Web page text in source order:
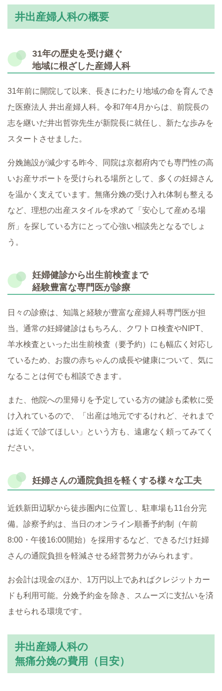
井出産婦人科の概要
31年の歴史を受け継ぐ
地域に根ざした産婦人科
31年前に開院して以来、長きにわたり地域の命を育んでき
た医療法人 井出産婦人科。令和7年4月からは、前院長の
志を継いだ井出哲弥先生が新院長に就任し、新たな歩みを
スタートさせました。
分娩施設が減少する昨今、同院は京都府内でも専門性の高
いお産サポートを受けられる場所として、多くの妊婦さん
を温かく支えています。無痛分娩の受け入れ体制も整える
など、理想の出産スタイルを求めて「安心して産める場
所」を探している方にとって心強い相談先となるでしょ
う。
妊婦健診から出生前検査まで
経験豊富な専門医が診療
日々の診療は、知識と経験が豊富な産婦人科専門医が担
当。通常の妊婦健診はもちろん、クワトロ検査やNIPT、
羊水検査といった出生前検査（要予約）にも幅広く対応し
ているため、お腹の赤ちゃんの成長や健康について、気に
なることは何でも相談できます。
また、他院への里帰りを予定している方の健診も柔軟に受
け入れているので、「出産は地元でするけれど、それまで
は近くで診てほしい」という方も、遠慮なく頼ってみてく
ださい。
妊婦さんの通院負担を軽くする様々な工夫
近鉄新田辺駅から徒歩圏内に位置し、駐車場も11台分完
備。診察予約は、当日のオンライン順番予約制（午前
8:00・午後16:00開始）を採用するなど、できるだけ妊婦
さんの通院負担を軽減させる経営努力がみられます。
お会計は現金のほか、1万円以上であればクレジットカー
ドも利用可能。分娩予約金を除き、スムーズに支払いを済
ませられる環境です。
井出産婦人科の
無痛分娩の費用（目安）